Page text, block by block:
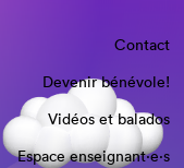
Contact
Devenir bénévole!
Vidéos et balados
Espace enseignant·e⋅s